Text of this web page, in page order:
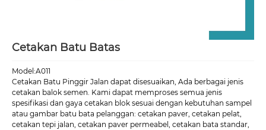
Cetakan Batu Batas
Model:A011
Cetakan Batu Pinggir Jalan dapat disesuaikan, Ada berbagai jenis
cetakan balok semen. Kami dapat memproses semua jenis
spesifikasi dan gaya cetakan blok sesuai dengan kebutuhan sampel
atau gambar batu bata pelanggan: cetakan paver, cetakan pelat,
cetakan tepi jalan, cetakan paver permeabel, cetakan bata standar,